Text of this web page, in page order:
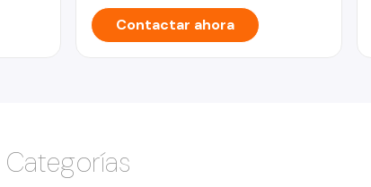
Contactar ahora
Categorías